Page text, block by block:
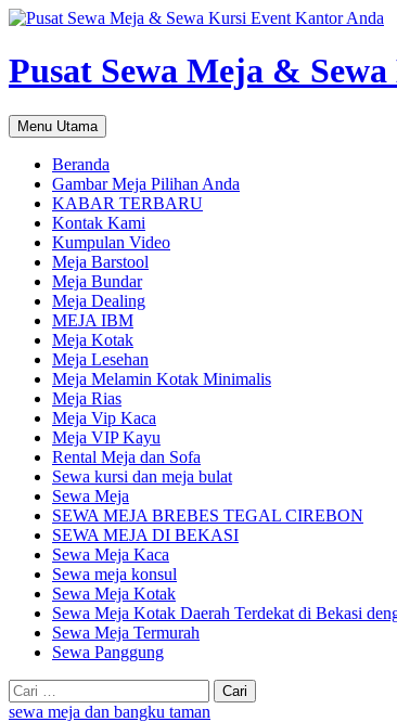
Pusat Sewa Meja &
Cari
Menu Utama Langsung
ke
isi
Beranda
Gambar Meja Pilihan Anda
KABAR TERBARU
Kontak Kami
Kumpulan Video
Meja Barstool
Meja Bundar
Meja Dealing
MEJA IBM
Meja Kotak
Meja Lesehan
Meja Melamin Kotak Minimalis
Meja Rias
Meja Vip Kaca
Meja VIP Kayu
Rental Meja dan Sofa
Sewa kursi dan meja bulat
Sewa Meja
SEWA MEJA BREBES TEGAL CIREBON
SEWA MEJA DI BEKASI
Sewa Meja Kaca
Sewa meja konsul
Sewa Meja Kotak
Sewa Meja Kotak Daerah Terdekat di Bekasi
Sewa Meja Termurah
Sewa Panggung
Cari
untuk:
sewa meja dan bangku taman